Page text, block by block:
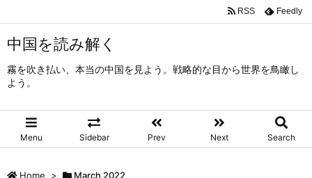
中国を読み解く
霧を吹き払い、本当の中国を見よう。戦略的な目から世界を鳥瞰し
よう。
Menu Sidebar Prev Next Search
RSS Feedly
Home > March 2022